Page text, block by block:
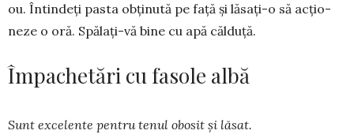
ou. Întindeți pasta obținută pe fa­ță și lăsați-o să acțio­
neze o oră. Spălați-vă bine cu apă călduță.
Împachetări cu fasole albă
Sunt excelente pentru tenul obosit și lăsat.